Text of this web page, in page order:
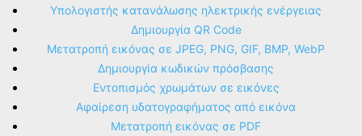
Υπολογιστής κατανάλωσης ηλεκτρικής ενέργειας
Δημιουργία QR Code
Μετατροπή εικόνας σε JPEG, PNG, GIF, BMP, WebP
Δημιουργία κωδικών πρόσβασης
Εντοπισμός χρωμάτων σε εικόνες
Αφαίρεση υδατογραφήματος από εικόνα
Μετατροπή εικόνας σε PDF